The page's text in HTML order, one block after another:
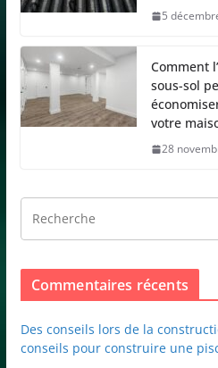
5
Comment
sous-sol
votre
28
Commentaires récents
Des conseils lors de la
conseils pour construire une